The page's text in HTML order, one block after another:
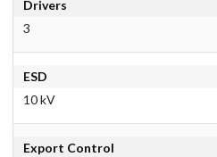
Drivers
3
ESD
10 kV
Export Control